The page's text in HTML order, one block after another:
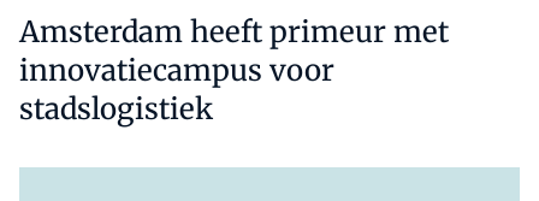
Amsterdam heeft primeur met
innovatiecampus voor
stadslogistiek